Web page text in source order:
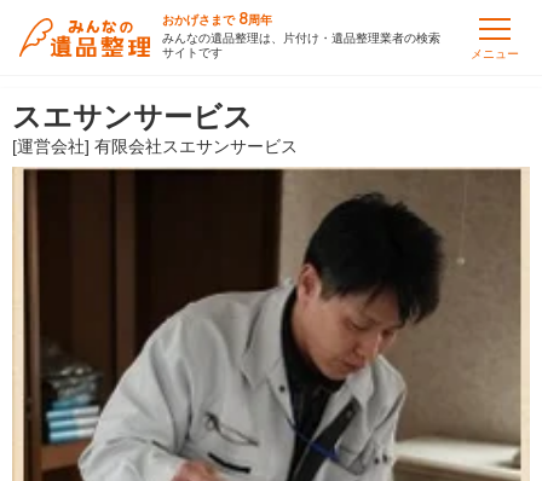
おかげさまで 8周年
みんなの遺品整理は、片付け・遺品整理業者の検索
サイトです
メニュー
スエサンサービス
[運営会社] 有限会社スエサンサービス